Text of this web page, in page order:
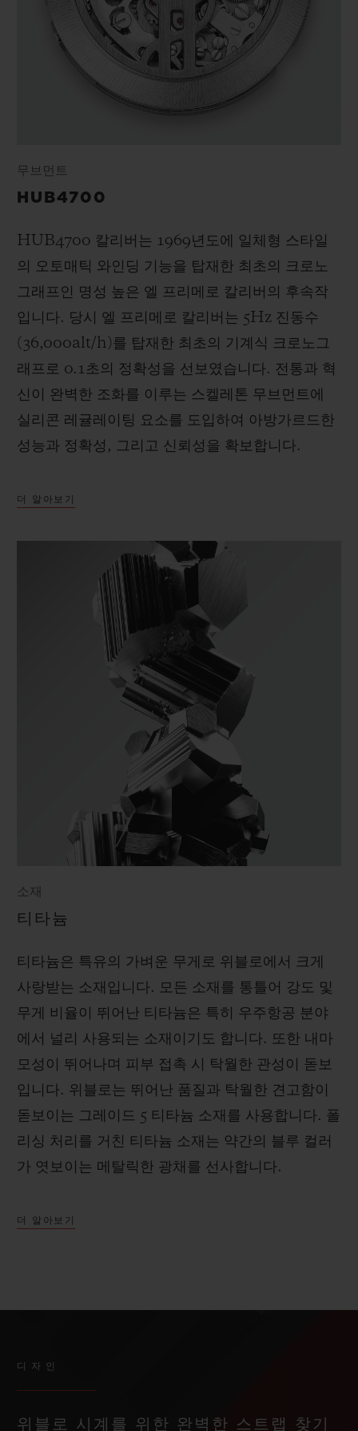
무브먼트
HUB4700
HUB4700 칼리버는 1969년도에 일체형 스타일
의 오토매틱 와인딩 기능을 탑재한 최초의 크로노
그래프인 명성 높은 엘 프리메로 칼리버의 후속작
입니다. 당시 엘 프리메로 칼리버는 5Hz 진동수
(36,000alt/h)를 탑재한 최초의 기계식 크로노그
래프로 0.1초의 정확성을 선보였습니다. 전통과 혁
신이 완벽한 조화를 이루는 스켈레톤 무브먼트에
실리콘 레귤레이팅 요소를 도입하여 아방가르드한
성능과 정확성, 그리고 신뢰성을 확보합니다.
더 알아보기
소재
티타늄
티타늄은 특유의 가벼운 무게로 위블로에서 크게
사랑받는 소재입니다. 모든 소재를 통틀어 강도 및
무게 비율이 뛰어난 티타늄은 특히 우주항공 분야
에서 널리 사용되는 소재이기도 합니다. 또한 내마
모성이 뛰어나며 피부 접촉 시 탁월한 관성이 돋보
입니다. 위블로는 뛰어난 품질과 탁월한 견고함이
돋보이는 그레이드 5 티타늄 소재를 사용합니다. 폴
리싱 처리를 거친 티타늄 소재는 약간의 블루 컬러
가 엿보이는 메탈릭한 광채를 선사합니다.
더 알아보기
디자인
위블로 시계를 위한 완벽한 스트랩 찾기